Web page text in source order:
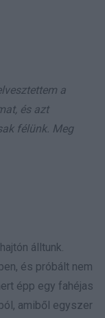
a
és azt
félünk. Meg
álltunk.
és próbált nem
épp egy fahéjas
amiből egyszer